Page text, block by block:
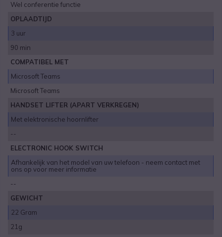
Wel conferentie functie
OPLAADTIJD
3 uur
90 min
COMPATIBEL MET
Microsoft Teams
Microsoft Teams
HANDSET LIFTER (APART VERKREGEN)
Met elektronische hoornlifter
--
ELECTRONIC HOOK SWITCH
Afhankelijk van het model van uw telefoon - neem contact met
ons op voor meer informatie
--
GEWICHT
22 Gram
21g